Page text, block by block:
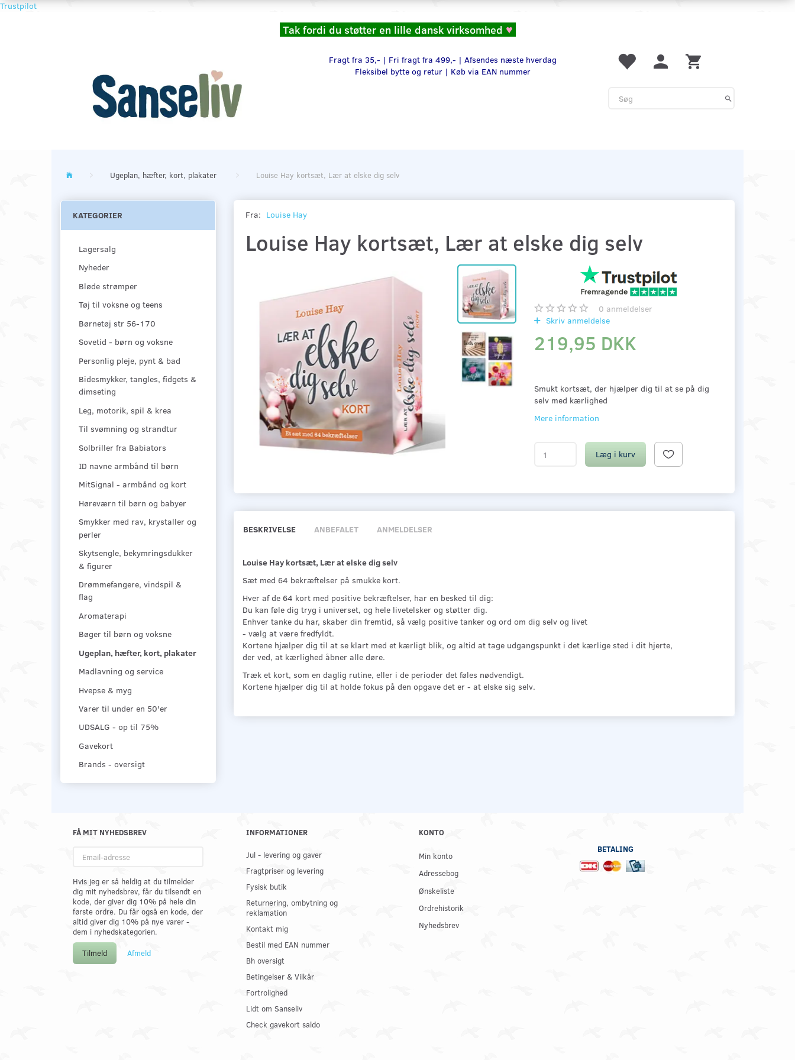
Trustpilot
Tak fordi du støtter en lille dansk virksomhed ♥
Fragt fra 35,- | Fri fragt fra 499,- | Afsendes næste hverdag
Fleksibel bytte og retur | Køb via EAN nummer
Ugeplan, hæfter, kort, plakater Louise Hay kortsæt, Lær at elske dig selv
KATEGORIER
Lagersalg
Nyheder
Bløde strømper
Tøj til voksne og teens
Børnetøj str 56-170
Sovetid - børn og voksne
Personlig pleje, pynt & bad
Bidesmykker, tangles, fidgets &
dimseting
Leg, motorik, spil & krea
Til svømning og strandtur
Solbriller fra Babiators
ID navne armbånd til børn
MitSignal - armbånd og kort
Høreværn til børn og babyer
Smykker med rav, krystaller og
perler
Skytsengle, bekymringsdukker
& figurer
Drømmefangere, vindspil &
flag
Aromaterapi
Bøger til børn og voksne
Ugeplan, hæfter, kort, plakater
Madlavning og service
Hvepse & myg
Varer til under en 50'er
UDSALG - op til 75%
Gavekort
Brands - oversigt
Fra: Louise Hay
Louise Hay kortsæt, Lær at elske dig selv
0 anmeldelser
Skriv anmeldelse
219,95 DKK
Smukt kortsæt, der hjælper dig til at se på dig
selv med kærlighed
Mere information
Læg i kurv
BESKRIVELSE ANBEFALET ANMELDELSER
Louise Hay kortsæt, Lær at elske dig selv
Sæt med 64 bekræftelser på smukke kort.
Hver af de 64 kort med positive bekræftelser, har en besked til dig:
Du kan føle dig tryg i universet, og hele livetelsker og støtter dig.
Enhver tanke du har, skaber din fremtid, så vælg positive tanker og ord om dig selv og livet
- vælg at være fredfyldt.
Kortene hjælper dig til at se klart med et kærligt blik, og altid at tage udgangspunkt i det kærlige sted i dit hjerte,
der ved, at kærlighed åbner alle døre.
Træk et kort, som en daglig rutine, eller i de perioder det føles nødvendigt.
Kortene hjælper dig til at holde fokus på den opgave det er - at elske sig selv.
FÅ MIT NYHEDSBREV
adresse
Hvis jeg er så heldig at du tilmelder
dig mit nyhedsbrev, får du tilsendt en
kode, der giver dig 10% på hele din
første ordre. Du får også en kode, der
altid giver dig 10% på nye varer -
dem i nyhedskategorien.
Tilmeld Afmeld
INFORMATIONER
Jul - levering og gaver
Fragtpriser og levering
Fysisk butik
Returnering, ombytning og
reklamation
Kontakt mig
Bestil med EAN nummer
Bh oversigt
Betingelser & Vilkår
Fortrolighed
Lidt om Sanseliv
Check gavekort saldo
KONTO
Min konto
Adressebog
Ønskeliste
Ordrehistorik
Nyhedsbrev
BETALING